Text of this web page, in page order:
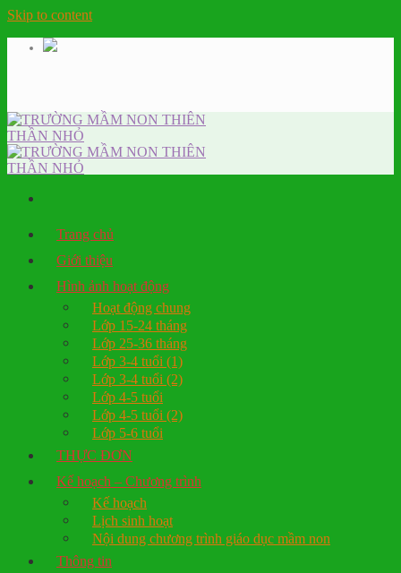
Skip to content
Trang chủ
Giới thiệu
Hình ảnh hoạt động
Hoạt động chung
Lớp 15-24 tháng
Lớp 25-36 tháng
Lớp 3-4 tuổi (1)
Lớp 3-4 tuổi (2)
Lớp 4-5 tuổi
Lớp 4-5 tuổi (2)
Lớp 5-6 tuổi
THỰC ĐƠN
Kế hoạch – Chương trình
Kế hoạch
Lịch sinh hoạt
Nội dung chương trình giáo dục mầm non
Thông tin